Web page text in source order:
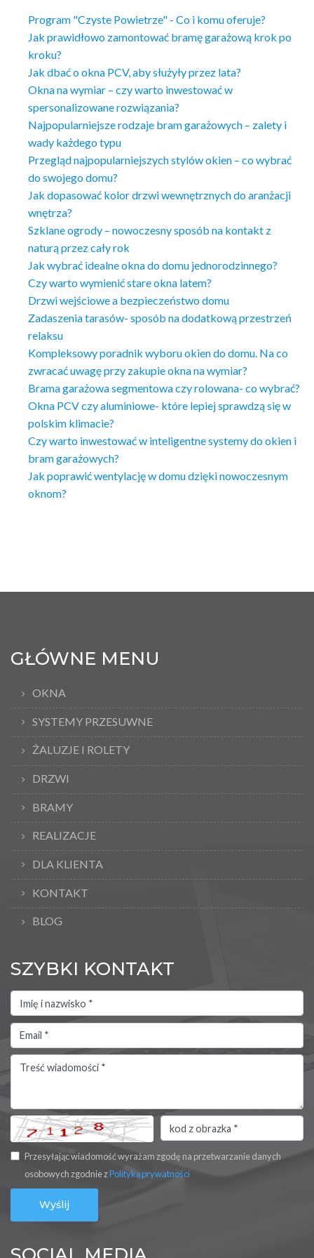
Program "Czyste Powietrze" - Co i komu oferuje?
Jak prawidłowo zamontować bramę garażową krok po
kroku?
Jak dbać o okna PCV, aby służyły przez lata?
Okna na wymiar – czy warto inwestować w
spersonalizowane rozwiązania?
Najpopularniejsze rodzaje bram garażowych – zalety i
wady każdego typu
Przegląd najpopularniejszych stylów okien – co wybrać
do swojego domu?
Jak dopasować kolor drzwi wewnętrznych do aranżacji
wnętrza?
Szklane ogrody – nowoczesny sposób na kontakt z
naturą przez cały rok
Jak wybrać idealne okna do domu jednorodzinnego?
Czy warto wymienić stare okna latem?
Drzwi wejściowe a bezpieczeństwo domu
Zadaszenia tarasów- sposób na dodatkową przestrzeń
relaksu
Kompleksowy poradnik wyboru okien do domu. Na co
zwracać uwagę przy zakupie okna na wymiar?
Brama garażowa segmentowa czy rolowana- co wybrać?
Okna PCV czy aluminiowe- które lepiej sprawdzą się w
polskim klimacie?
Czy warto inwestować w inteligentne systemy do okien i
bram garażowych?
Jak poprawić wentylację w domu dzięki nowoczesnym
oknom?
GŁÓWNE MENU
OKNA
SYSTEMY PRZESUWNE
ŻALUZJE I ROLETY
DRZWI
BRAMY
REALIZACJE
DLA KLIENTA
KONTAKT
BLOG
SZYBKI KONTAKT
Przesyłając wiadomość wyrażam zgodę na przetwarzanie danych
osobowych zgodnie zPolityką prywatności